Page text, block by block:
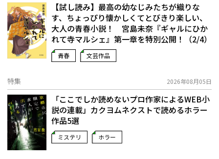
【試し読み】最高の幼なじみたちが織りな
す、ちょっぴり懐かしくてとびきり楽しい、
大人の青春小説！ 宮島未奈『ギャルにひか
れて寺マルシェ』第一章を特別公開！（2/4）
青春 文芸作品
特集 2026年08月05日
「ここでしか読めないプロ作家によるWEB小
説の連載」――カクヨムネクストで読めるホラー
作品5選
ミステリ ホラー